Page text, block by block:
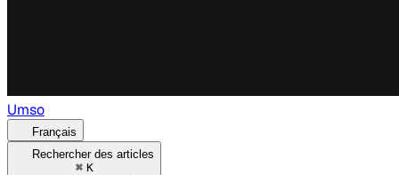
Umso
Français
Rechercher des articles
⌘ K